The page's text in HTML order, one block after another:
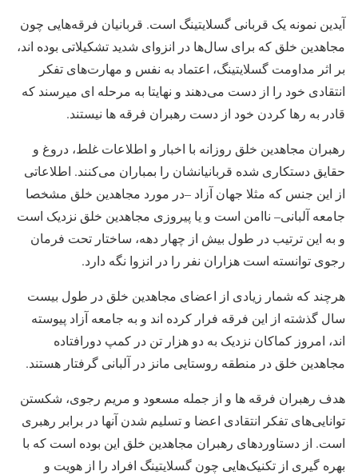
آیدین نمونه یک قربانی گسلایتینگ است. قربانیان فرقه‌هایی چون
مجاهدین خلق که برای سال‌ها در انزوای شدید تشکیلاتی بوده اند،
بر اثر مداومت گسلایتینگ، اعتماد به نفس و مهارت‌های تفکر
انتقادی خود را از دست می‌دهند و نهایتا به مرحله ای میرسند که
قادر به رها کردن خود از دست رهبران فرقه ها نیستند.
رهبران مجاهدین خلق روزانه با اخبار و اطلاعات غلط، دروغ و
حقایق دستکاری شده قربانیانشان را بمباران می‌کنند. اطلاعاتی
از این جنس که مثلا جهان آزاد –در مورد مجاهدین خلق مشخصا
جامعه آلبانی– ناامن است و یا پیروزی مجاهدین خلق نزدیک است
و به این ترتیب در طول بیش از چهار دهه، ساختار تحت فرمان
رجوی توانسته است هزاران نفر را در انزوا نگه دارد.
هرچند که شمار زیادی از اعضای مجاهدین خلق در طول بیست
سال گذشته از این فرقه فرار کرده اند و به جامعه آزاد پیوسته
اند، امروز کماکان نزدیک به دو هزار تن در کمپ دورافتاده
مجاهدین خلق در منطقه روستایی مانز در آلبانی گرفتار هستند.
هدف رهبران فرقه ها و از جمله مسعود و مریم رجوی، شکستن
توانایی‌های تفکر انتقادی اعضا و تسلیم شدن آنها در برابر رهبری
است. از دستاوردهای رهبران مجاهدین خلق این بوده است که با
بهره گیری از تکنیک‌هایی چون گسلایتینگ افراد را از هویت و